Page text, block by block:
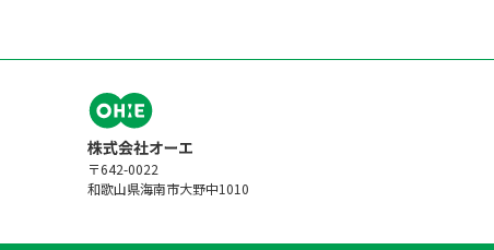
〒642-0022
和歌山県海南市大野中1010